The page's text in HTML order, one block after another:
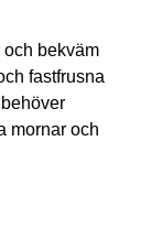
och bekväm
fastfrusna
mornar och